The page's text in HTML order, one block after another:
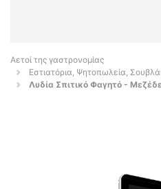
Αετοί της γαστρονομίας
Εστιατόρια, Ψητοπωλεία,
Λυδία Σπιτικό Φαγητό -